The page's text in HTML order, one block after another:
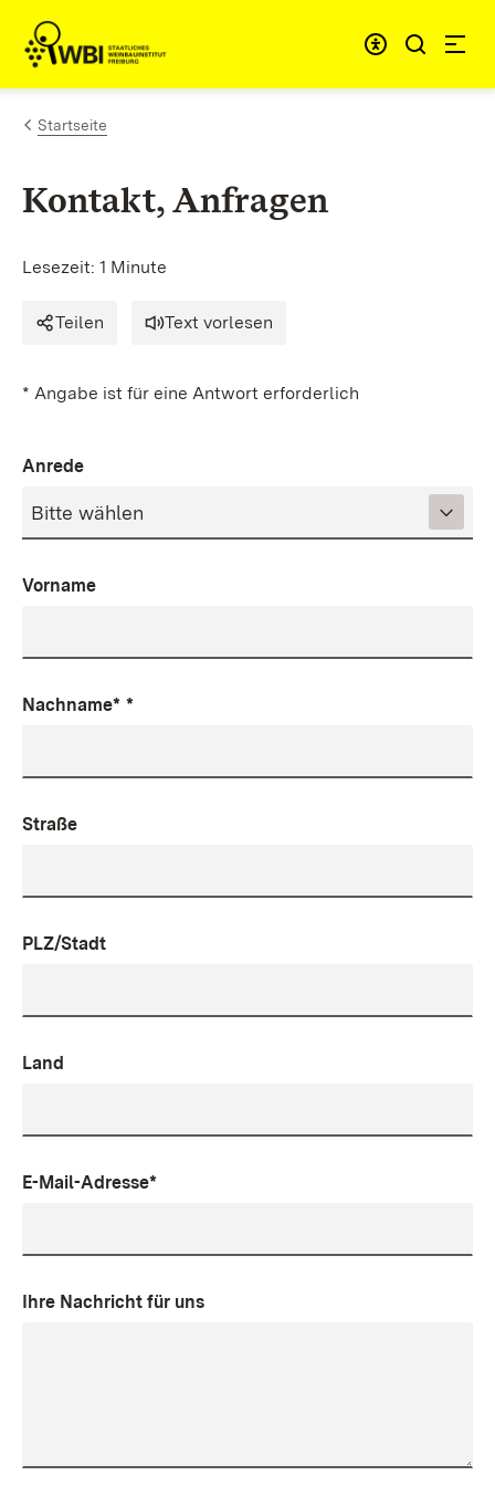
Zum Inhalt springen
Link zur Startseite
Startseite
Kontakt, Anfragen
Lesezeit: 1 Minute
Teilen Text vorlesen
* Angabe ist für eine Antwort erforderlich
Anrede
Vorname
Nachname* *
Straße
PLZ/Stadt
Land
E-Mail-Adresse*
Ihre Nachricht für uns